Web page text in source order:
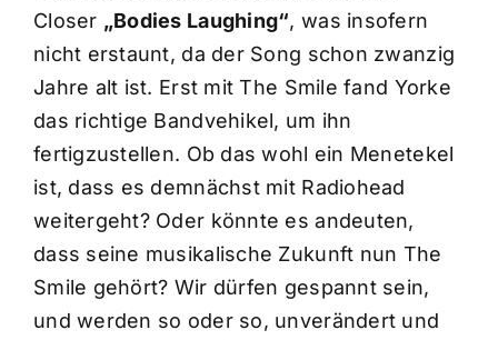
Closer „Bodies Laughing“, was insofern
nicht erstaunt, da der Song schon zwanzig
Jahre alt ist. Erst mit The Smile fand Yorke
das richtige Bandvehikel, um ihn
fertigzustellen. Ob das wohl ein Menetekel
ist, dass es demnächst mit Radiohead
weitergeht? Oder könnte es andeuten,
dass seine musikalische Zukunft nun The
Smile gehört? Wir dürfen gespannt sein,
und werden so oder so, unverändert und